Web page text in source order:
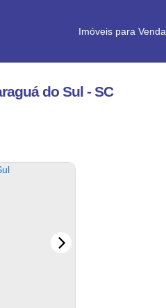
Imóveis para Venda
do Sul - SC